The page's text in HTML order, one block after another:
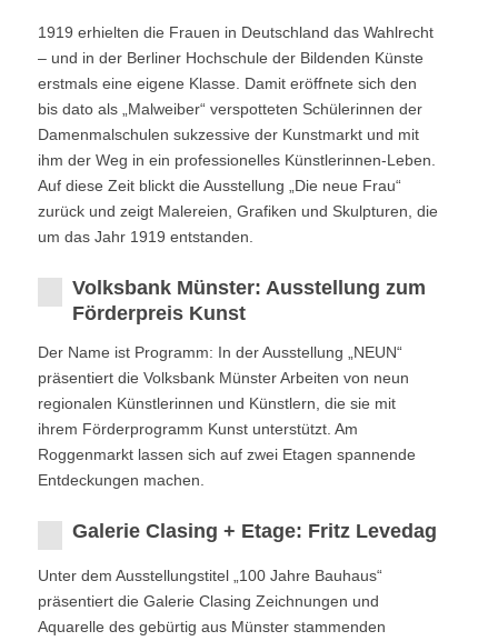
1919 erhielten die Frauen in Deutschland das Wahlrecht
– und in der Berliner Hochschule der Bildenden Künste
erstmals eine eigene Klasse. Damit eröffnete sich den
bis dato als „Malweiber“ verspotteten Schülerinnen der
Damenmalschulen sukzessive der Kunstmarkt und mit
ihm der Weg in ein professionelles Künstlerinnen-Leben.
Auf diese Zeit blickt die Ausstellung „Die neue Frau“
zurück und zeigt Malereien, Grafiken und Skulpturen, die
um das Jahr 1919 entstanden.
Volksbank Münster: Ausstellung zum
Förderpreis Kunst
Der Name ist Programm: In der Ausstellung „NEUN“
präsentiert die Volksbank Münster Arbeiten von neun
regionalen Künstlerinnen und Künstlern, die sie mit
ihrem Förderprogramm Kunst unterstützt. Am
Roggenmarkt lassen sich auf zwei Etagen spannende
Entdeckungen machen.
Galerie Clasing + Etage: Fritz Levedag
Unter dem Ausstellungstitel „100 Jahre Bauhaus“
präsentiert die Galerie Clasing Zeichnungen und
Aquarelle des gebürtig aus Münster stammenden